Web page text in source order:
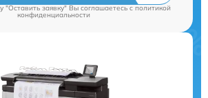
"Оставить заявку" Вы соглашаетесь cполитикой
конфиденциальности